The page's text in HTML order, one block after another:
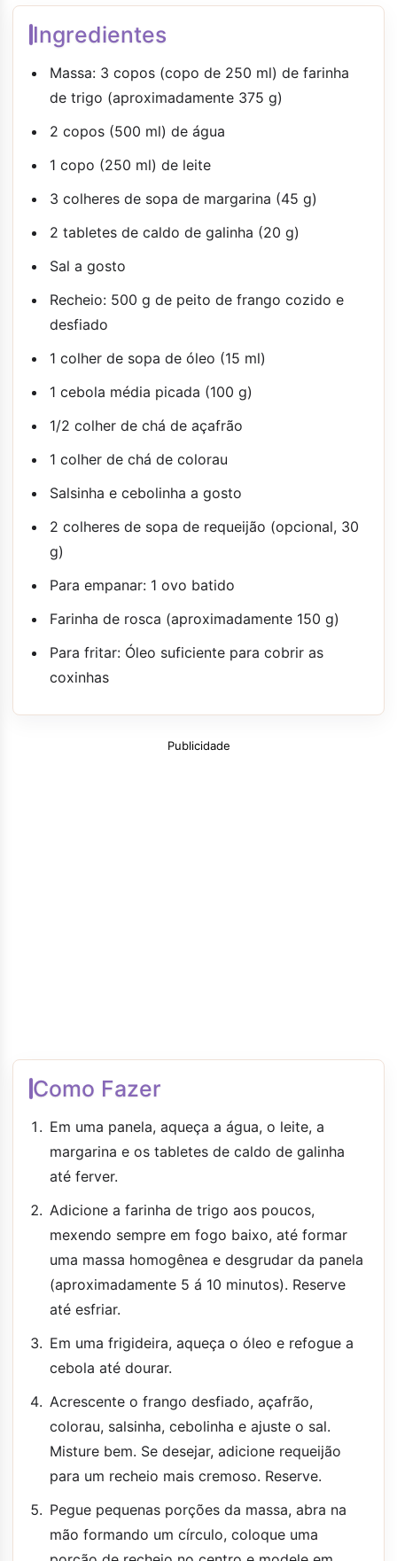
Ingredientes
Massa: 3 copos (copo de 250 ml) de farinha
de trigo (aproximadamente 375 g)
2 copos (500 ml) de água
1 copo (250 ml) de leite
3 colheres de sopa de margarina (45 g)
2 tabletes de caldo de galinha (20 g)
Sal a gosto
Recheio: 500 g de peito de frango cozido e
desfiado
1 colher de sopa de óleo (15 ml)
1 cebola média picada (100 g)
1/2 colher de chá de açafrão
1 colher de chá de colorau
Salsinha e cebolinha a gosto
2 colheres de sopa de requeijão (opcional, 30
g)
Para empanar: 1 ovo batido
Farinha de rosca (aproximadamente 150 g)
Para fritar: Óleo suficiente para cobrir as
coxinhas
Publicidade
Como Fazer
Em uma panela, aqueça a água, o leite, a
margarina e os tabletes de caldo de galinha
até ferver.
Adicione a farinha de trigo aos poucos,
mexendo sempre em fogo baixo, até formar
uma massa homogênea e desgrudar da panela
(aproximadamente 5 á 10 minutos). Reserve
até esfriar.
Em uma frigideira, aqueça o óleo e refogue a
cebola até dourar.
Acrescente o frango desfiado, açafrão,
colorau, salsinha, cebolinha e ajuste o sal.
Misture bem. Se desejar, adicione requeijão
para um recheio mais cremoso. Reserve.
Pegue pequenas porções da massa, abra na
mão formando um círculo, coloque uma